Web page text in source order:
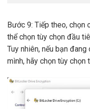
Bước 9: Tiếp theo, chọn
thể chọn tùy chọn đầu
Tuy nhiên, nếu bạn
mình, hãy chọn tùy chọn